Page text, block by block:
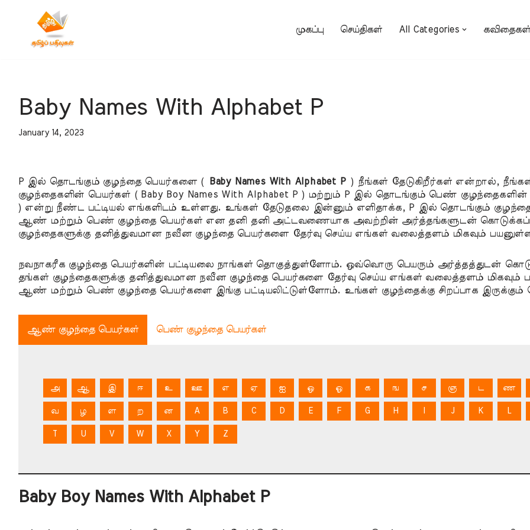
முகப்பு செய்திகள் All Categories கவிதைகள்
Baby Names With Alphabet P
January 14, 2023
P இல் தொடங்கும் குழந்தை பெயர்களை ( Baby Names With Alphabet P) நீங்கள் தேடுகிறீர்கள் என்றால்,
குழந்தைகளின் பெயர்கள் ( Baby Boy Names With Alphabet P ) மற்றும் P இல் தொடங்கும் பெண் குழந்தைகளின்
) என்று நீண்ட பட்டியல் எங்களிடம் உள்ளது. உங்கள் தேடுதலை இன்னும் எளிதாக்க, P இல் தொடங்கும்
ஆண் மற்றும் பெண் குழந்தை பெயர்கள் என தனி தனி அட்டவணையாக அவற்றின் அர்த்தங்களுடன்
குழந்தைகளுக்கு தனித்துவமான நவீன குழந்தை பெயர்களை தேர்வு செய்ய எங்கள் வலைத்தளம் மிகவும்
நவநாகரீக குழந்தை பெயர்களின் பட்டியலை நாங்கள் தொகுத்துள்ளோம். ஒவ்வொரு பெயரும் அர்த்தத்துடன்
தங்கள் குழந்தைகளுக்கு தனித்துவமான நவீன குழந்தை பெயர்களை தேர்வு செய்ய எங்கள் வலைத்தளம் மிகவும்
ஆண் மற்றும் பெண் குழந்தை பெயர்களை இங்கு பட்டியலிட்டுள்ளோம். உங்கள் குழந்தைக்கு சிறப்பாக இருக்கும்
ஆண் குழந்தை பெயர்கள் பெண் குழந்தை பெயர்கள்
அ ஆ இ ஈ உ ஊ எ ஏ ஐ ஒ ஓ க ங ச ஞ ட ண
வ ழ ள ற ன A B C D E F G H J K L
U V W X Y Z
Baby Boy Names With Alphabet P